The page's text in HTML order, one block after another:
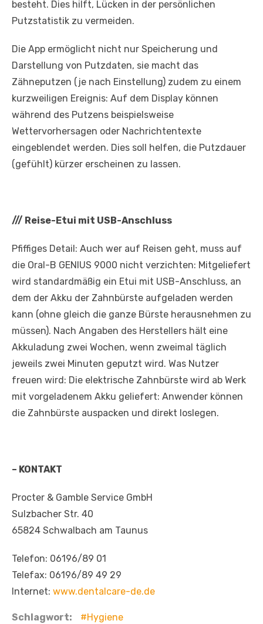
besteht. Dies hilft, Lücken in der persönlichen
Putzstatistik zu vermeiden.
Die App ermöglicht nicht nur Speicherung und
Darstellung von Putzdaten, sie macht das
Zähneputzen (je nach Einstellung) zudem zu einem
kurzweiligen Ereignis: Auf dem Display können
während des Putzens beispielsweise
Wettervorhersagen oder Nachrichtentexte
eingeblendet werden. Dies soll helfen, die Putzdauer
(gefühlt) kürzer erscheinen zu lassen.
/// Reise-Etui mit USB-Anschluss
Pfiffiges Detail: Auch wer auf Reisen geht, muss auf
die Oral-B GENIUS 9000 nicht verzichten: Mitgeliefert
wird standardmäßig ein Etui mit USB-Anschluss, an
dem der Akku der Zahnbürste aufgeladen werden
kann (ohne gleich die ganze Bürste herausnehmen zu
müssen). Nach Angaben des Herstellers hält eine
Akkuladung zwei Wochen, wenn zweimal täglich
jeweils zwei Minuten geputzt wird. Was Nutzer
freuen wird: Die elektrische Zahnbürste wird ab Werk
mit vorgeladenem Akku geliefert: Anwender können
die Zahnbürste auspacken und direkt loslegen.
– KONTAKT
Procter & Gamble Service GmbH
Sulzbacher Str. 40
65824 Schwalbach am Taunus
Telefon: 06196/89 01
Telefax: 06196/89 49 29
Internet: www.dentalcare-de.de
Schlagwort: Hygiene